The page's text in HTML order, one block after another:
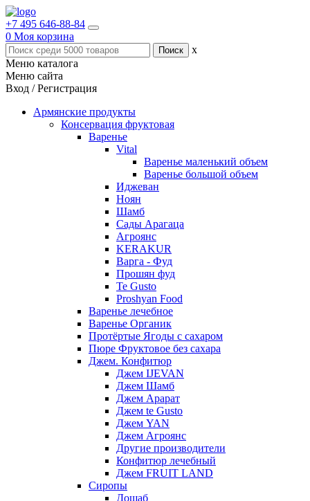
+7 495 646-88-84
0 Моя корзина
x
Меню каталога
Меню сайта
Вход / Регистрация
Армянские продукты
Консервация фруктовая
Варенье
Vital
Варенье маленький объем
Варенье большой объем
Иджеван
Ноян
Шамб
Сады Арагаца
Агроянс
KERAKUR
Варга - Фуд
Прошян фуд
Te Gusto
Proshyan Food
Варенье лечебное
Варенье Органик
Протёртые Ягоды с сахаром
Пюре Фруктовое без сахара
Джем. Конфитюр
Джем IJEVAN
Джем Шамб
Джем Арарат
Джем te Gusto
Джем YAN
Джем Агроянс
Другие производители
Конфитюр лечебный
Джем FRUIT LAND
Сиропы
Дошаб